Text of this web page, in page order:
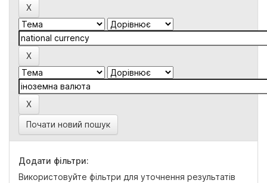
Почати новий пошук
Додати фільтри:
Використовуйте фільтри для уточнення результатів